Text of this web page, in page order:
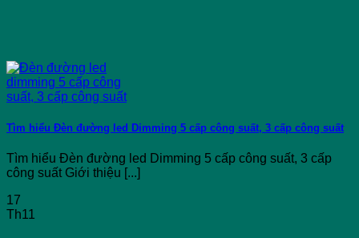
Tìm hiểu Đèn đường led Dimming 5 cấp công suất, 3 cấp công suất
Tìm hiểu Đèn đường led Dimming 5 cấp công suất, 3 cấp
công suất Giới thiệu [...]
17
Th11